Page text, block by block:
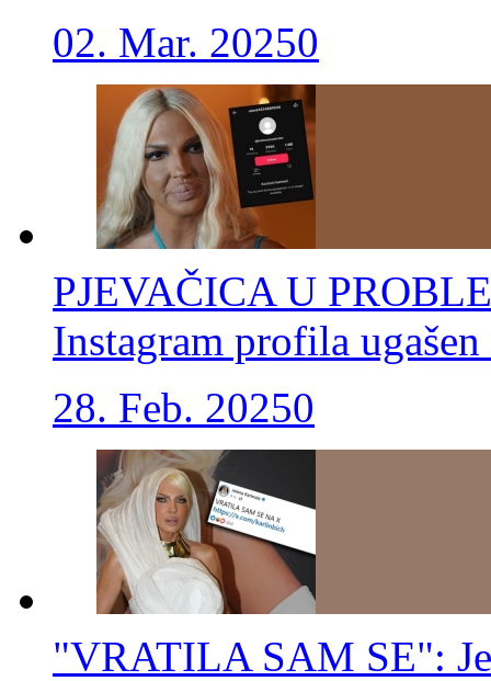
02. Mar. 20250
PJEVAČICA U
Instagram profila
28. Feb. 20250
"VRATILA SAM SE":